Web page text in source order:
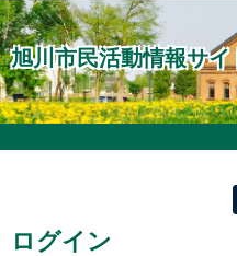
旭川市民活動情報サ
ログイン